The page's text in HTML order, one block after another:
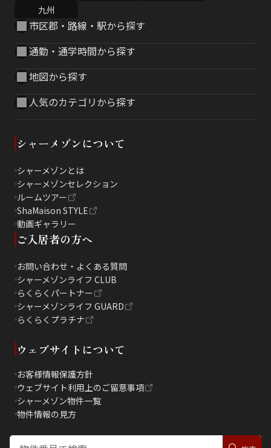
九州
市区郡・路線・駅から探す
通勤・通学時間から探す
地図から探す
人気のカテゴリから探す
シャーメゾンについて
シャーメゾンとは
シャーメゾンセレクション
ルームツアー
ShaMaison STYLE
動画ギャラリー
ご入居者の方へ
お問い合わせ・よくある質問
シャーメゾンライフ CLUB
らくらくパートナー
シャーメゾンライフ GUARD
らくらくプラチナ
ウェブサイトについて
お客様情報保護方針
ウェブサイト利用上のご留意事項
シャーメゾン物件一覧
物件情報の見方